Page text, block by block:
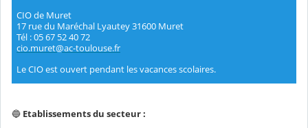
CIO de Muret
17 rue du Maréchal Lyautey 31600 Muret
Tél : 05 67 52 40 72
cio.muret@ac-toulouse.fr
Le CIO est ouvert pendant les vacances scolaires.
🔵 Etablissements du secteur :